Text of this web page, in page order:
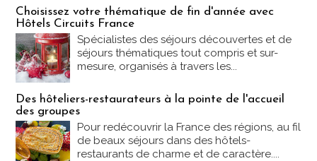
Choisissez votre thématique de fin d'année avec
Hôtels Circuits France
Spécialistes des séjours découvertes et de
séjours thématiques tout compris et sur-
mesure, organisés à travers les...
Des hôteliers-restaurateurs à la pointe de l'accueil
des groupes
Pour redécouvrir la France des régions, au fil
de beaux séjours dans des hôtels-
restaurants de charme et de caractère....